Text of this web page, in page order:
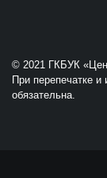
© 2021 ГКБУК
При перепечатке
обязательна.